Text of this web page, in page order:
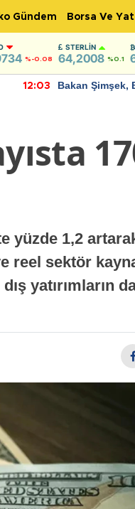
Gündem Borsa Ve
%-0.08
STERLIN
64,2008 %0.1
12:03
Bakan Şimşek,
yüzde 1,2
reel sektör
yatırımların